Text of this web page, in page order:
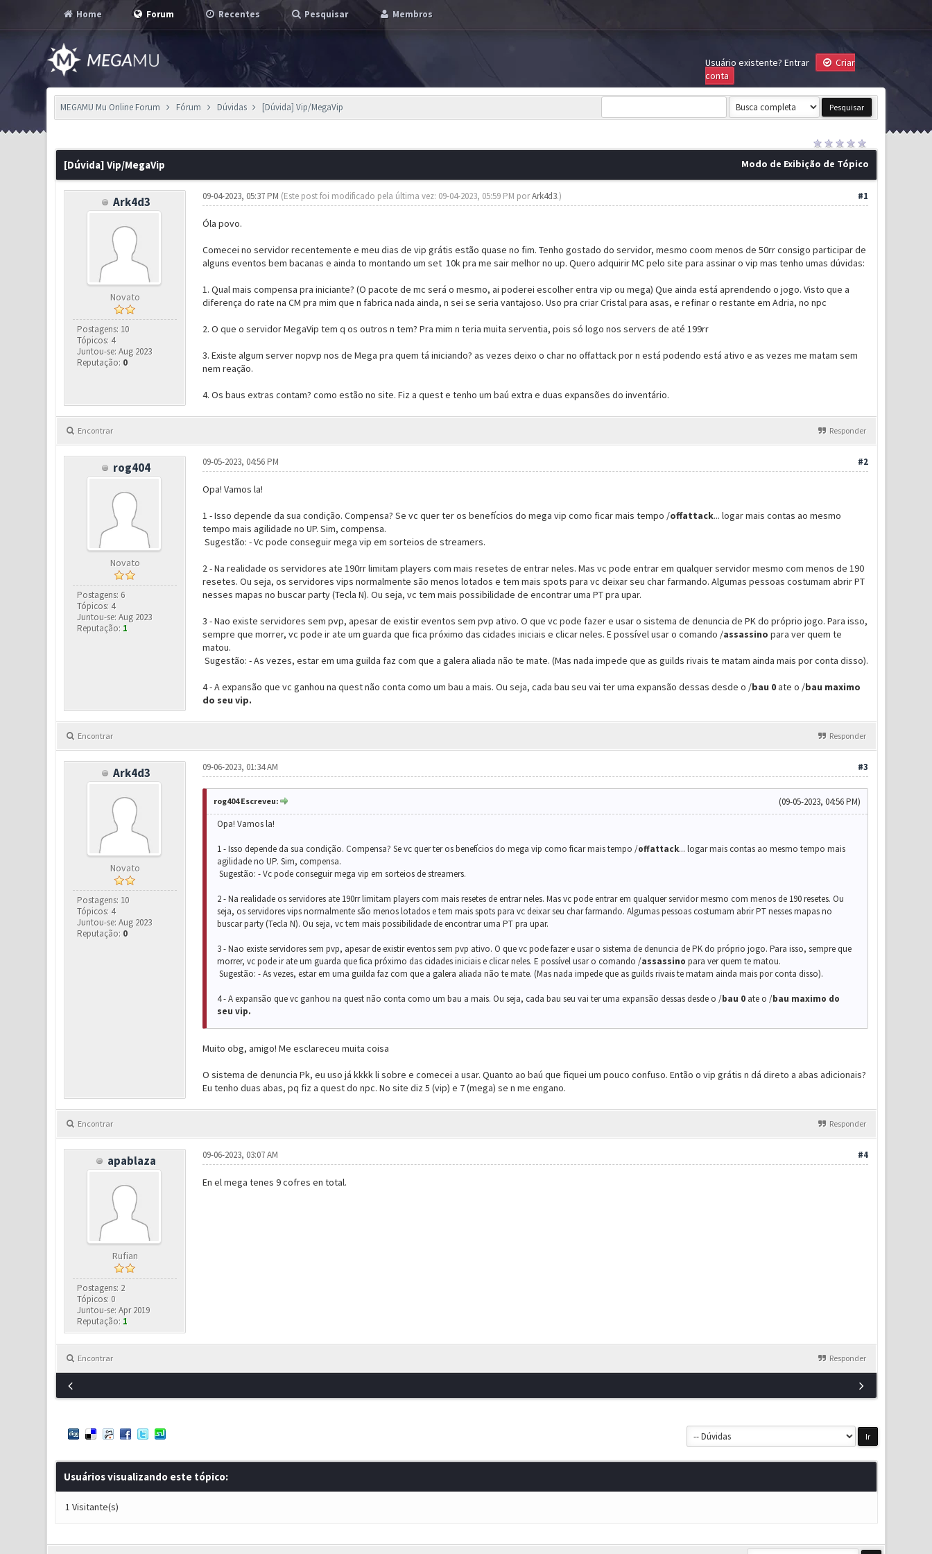
Home Forum Recentes Pesquisar Membros
Usuário existente? Entrar
Criar
conta
MEGAMU Mu Online Forum Fórum Dúvidas [Dúvida] Vip/MegaVip
Modo de Exibição de Tópico
[Dúvida] Vip/MegaVip
Ark4d3
Novato
Postagens: 10
Tópicos: 4
Juntou-se: Aug 2023
Reputação: 0
#1
09-04-2023, 05:37 PM (Este post foi modificado pela última vez: 09-04-2023, 05:59 PM porArk4d3.)
Óla povo.
Comecei no servidor recentemente e meu dias de vip grátis estão quase no fim. Tenho gostado do servidor, mesmo coom menos de 50rr consigo participar de
alguns eventos bem bacanas e ainda to montando um set 10k pra me sair melhor no up. Quero adquirir MC pelo site para assinar o vip mas tenho umas dúvidas:
1. Qual mais compensa pra iniciante? (O pacote de mc será o mesmo, ai poderei escolher entra vip ou mega) Que ainda está aprendendo o jogo. Visto que a
diferença do rate na CM pra mim que n fabrica nada ainda, n sei se seria vantajoso. Uso pra criar Cristal para asas, e refinar o restante em Adria, no npc
2. O que o servidor MegaVip tem q os outros n tem? Pra mim n teria muita serventia, pois só logo nos servers de até 199rr
3. Existe algum server nopvp nos de Mega pra quem tá iniciando? as vezes deixo o char no offattack por n está podendo está ativo e as vezes me matam sem
nem reação.
4. Os baus extras contam? como estão no site. Fiz a quest e tenho um baú extra e duas expansões do inventário.
Encontrar Responder
rog404
Novato
Postagens: 6
Tópicos: 4
Juntou-se: Aug 2023
Reputação: 1
#2
09-05-2023, 04:56 PM
Opa! Vamos la!
1 - Isso depende da sua condição. Compensa? Se vc quer ter os benefícios do mega vip como ficar mais tempo /offattack... logar mais contas ao mesmo
tempo mais agilidade no UP. Sim, compensa.
Sugestão: - Vc pode conseguir mega vip em sorteios de streamers.
2 - Na realidade os servidores ate 190rr limitam players com mais resetes de entrar neles. Mas vc pode entrar em qualquer servidor mesmo com menos de 190
resetes. Ou seja, os servidores vips normalmente são menos lotados e tem mais spots para vc deixar seu char farmando. Algumas pessoas costumam abrir PT
nesses mapas no buscar party (Tecla N). Ou seja, vc tem mais possibilidade de encontrar uma PT pra upar.
3 - Nao existe servidores sem pvp, apesar de existir eventos sem pvp ativo. O que vc pode fazer e usar o sistema de denuncia de PK do próprio jogo. Para isso,
sempre que morrer, vc pode ir ate um guarda que fica próximo das cidades iniciais e clicar neles. E possível usar o comando /assassino para ver quem te
matou.
Sugestão: - As vezes, estar em uma guilda faz com que a galera aliada não te mate. (Mas nada impede que as guilds rivais te matam ainda mais por conta disso).
4 - A expansão que vc ganhou na quest não conta como um bau a mais. Ou seja, cada bau seu vai ter uma expansão dessas desde o /bau 0ate o /bau maximo
do seu vip.
Encontrar Responder
Ark4d3
Novato
Postagens: 10
Tópicos: 4
Juntou-se: Aug 2023
Reputação: 0
#3
09-06-2023, 01:34 AM
(09-05-2023, 04:56 PM)
rog404 Escreveu:
Opa! Vamos la!
1 - Isso depende da sua condição. Compensa? Se vc quer ter os benefícios do mega vip como ficar mais tempo /offattack... logar mais contas ao mesmo tempo mais
agilidade no UP. Sim, compensa.
Sugestão: - Vc pode conseguir mega vip em sorteios de streamers.
2 - Na realidade os servidores ate 190rr limitam players com mais resetes de entrar neles. Mas vc pode entrar em qualquer servidor mesmo com menos de 190 resetes. Ou
seja, os servidores vips normalmente são menos lotados e tem mais spots para vc deixar seu char farmando. Algumas pessoas costumam abrir PT nesses mapas no
buscar party (Tecla N). Ou seja, vc tem mais possibilidade de encontrar uma PT pra upar.
3 - Nao existe servidores sem pvp, apesar de existir eventos sem pvp ativo. O que vc pode fazer e usar o sistema de denuncia de PK do próprio jogo. Para isso, sempre que
morrer, vc pode ir ate um guarda que fica próximo das cidades iniciais e clicar neles. E possível usar o comando /assassino para ver quem te matou.
Sugestão: - As vezes, estar em uma guilda faz com que a galera aliada não te mate. (Mas nada impede que as guilds rivais te matam ainda mais por conta disso).
4 - A expansão que vc ganhou na quest não conta como um bau a mais. Ou seja, cada bau seu vai ter uma expansão dessas desde o /bau 0 ate o /bau maximo do
seu vip.
Muito obg, amigo! Me esclareceu muita coisa
O sistema de denuncia Pk, eu uso já kkkk li sobre e comecei a usar. Quanto ao baú que fiquei um pouco confuso. Então o vip grátis n dá direto a abas adicionais?
Eu tenho duas abas, pq fiz a quest do npc. No site diz 5 (vip) e 7 (mega) se n me engano.
Encontrar Responder
apablaza
Rufian
Postagens: 2
Tópicos: 0
Juntou-se: Apr 2019
Reputação: 1
#4
09-06-2023, 03:07 AM
En el mega tenes 9 cofres en total.
Encontrar Responder
Usuários visualizando este tópico:
1 Visitante(s)